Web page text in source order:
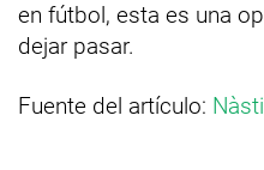
en fútbol, esta es una
dejar pasar.
Fuente del artículo: